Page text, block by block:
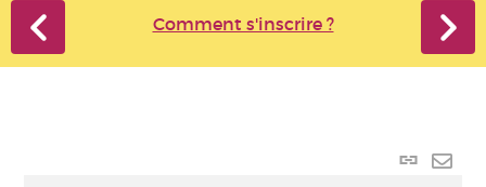
Comment s'inscrire ?
Lien